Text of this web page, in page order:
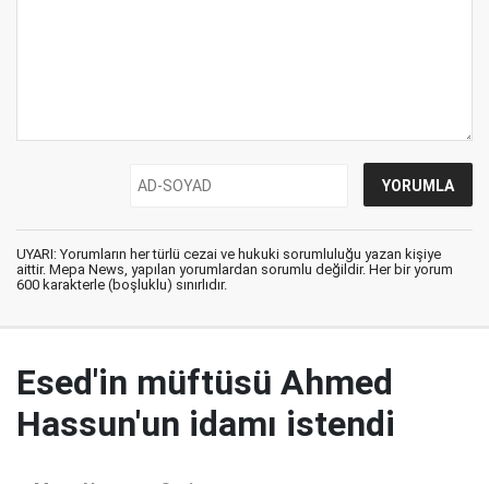
UYARI: Yorumların her türlü cezai ve hukuki sorumluluğu yazan kişiye
aittir. Mepa News, yapılan yorumlardan sorumlu değildir. Her bir yorum
600 karakterle (boşluklu) sınırlıdır.
Esed'in müftüsü Ahmed
Hassun'un idamı istendi